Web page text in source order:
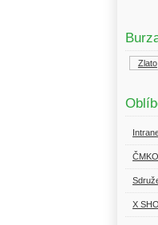
Zlato
X SHO